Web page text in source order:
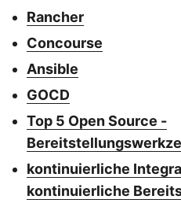
Rancher
Concourse
Ansible
GOCD
Top 5 Open Source -
kontinuierliche
kontinuierliche